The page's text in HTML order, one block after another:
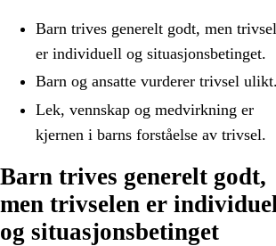
Barn trives generelt godt, men
er individuell og situasjonsbetinget.
Barn og ansatte vurderer trivsel ulikt.
Lek, vennskap og medvirkning er
kjernen i barns forståelse av trivsel.
Barn trives generelt godt,
men trivselen er
og situasjonsbetinget